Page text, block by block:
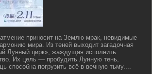
приносит на Землю мрак, невидимые
мира. Из теней выходит загадочная
Лунный цирк», жаждущая исполнить
Их цель — пробудить Лунную тень,
способна погрузить всё в вечную тьму....